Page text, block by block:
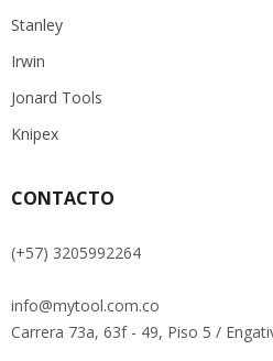
Stanley
Irwin
Jonard Tools
Knipex
CONTACTO
(+57) 3205992264
info@mytool.com.co
Carrera 73a, 63f - 49, Piso 5 /